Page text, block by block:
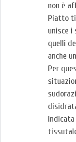
non è
Piatto
unisce i
quelli
anche
Per